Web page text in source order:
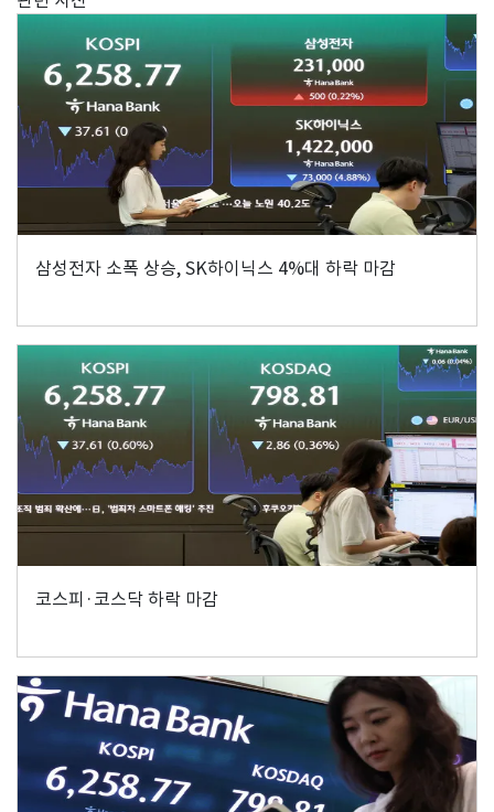
삼성전자 소폭 상승, SK하이닉스 4%대 하락 마감
코스피·코스닥 하락 마감